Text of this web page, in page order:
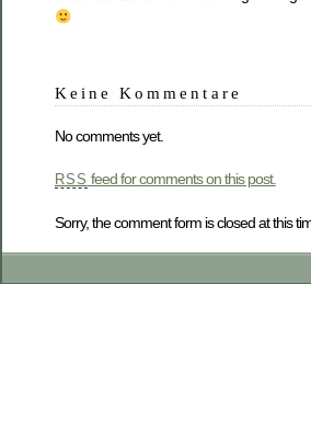
Keine Kommentare
No comments yet.
RSS feed for comments on this post.
Sorry, the comment form is closed at this